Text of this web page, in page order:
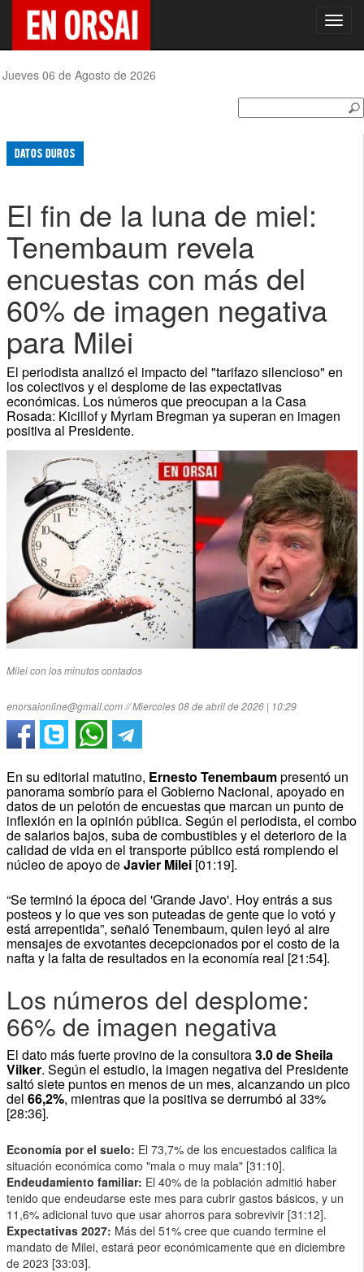
Jueves 06 de Agosto de 2026
DATOS DUROS
El fin de la luna de miel:
Tenembaum revela
encuestas con más del
60% de imagen negativa
para Milei
El periodista analizó el impacto del "tarifazo silencioso" en
los colectivos y el desplome de las expectativas
económicas. Los números que preocupan a la Casa
Rosada: Kicillof y Myriam Bregman ya superan en imagen
positiva al Presidente.
Milei con los minutos contados
enorsaionline@gmail.com // Miercoles 08 de abril de 2026 | 10:29
En su editorial matutino, Ernesto Tenembaumpresentó un
panorama sombrío para el Gobierno Nacional, apoyado en
datos de un pelotón de encuestas que marcan un punto de
inflexión en la opinión pública. Según el periodista, el combo
de salarios bajos, suba de combustibles y el deterioro de la
calidad de vida en el transporte público está rompiendo el
núcleo de apoyo deJavier Milei[01:19].
“Se terminó la época del 'Grande Javo'. Hoy entrás a sus
posteos y lo que ves son puteadas de gente que lo votó y
está arrepentida”, señaló Tenembaum, quien leyó al aire
mensajes de exvotantes decepcionados por el costo de la
nafta y la falta de resultados en la economía real [21:54].
Los números del desplome:
66% de imagen negativa
El dato más fuerte provino de la consultora3.0 de Sheila
Vilker. Según el estudio, la imagen negativa del Presidente
saltó siete puntos en menos de un mes, alcanzando un pico
del 66,2%, mientras que la positiva se derrumbó al 33%
[28:36].
Economía por el suelo: El 73,7% de los encuestados califica la
situación económica como "mala o muy mala" [31:10].
Endeudamiento familiar: El 40% de la población admitió haber
tenido que endeudarse este mes para cubrir gastos básicos, y un
11,6% adicional tuvo que usar ahorros para sobrevivir [31:12].
Expectativas 2027: Más del 51% cree que cuando termine el
mandato de Milei, estará peor económicamente que en diciembre
de 2023 [33:03].